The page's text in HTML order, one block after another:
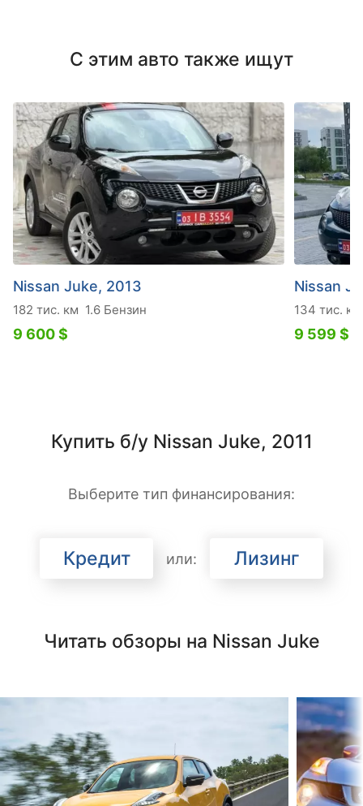
С этим авто также ищут
Nissan Juke, 2013
182 тис. км 1.6 Бензин
9 600 $
Nissan
134 тис. км
9 599 $
Купить б/у Nissan Juke, 2011
Выберите тип финансирования:
Кредит или: Лизинг
Читать обзоры на Nissan Juke